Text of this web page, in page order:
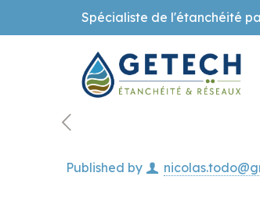
Spécialiste de l'étanchéité
Published by